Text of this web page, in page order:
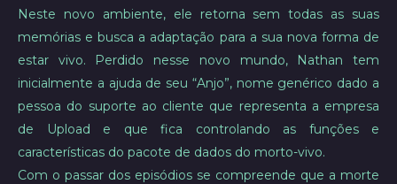
Neste novo ambiente, ele retorna sem todas as suas
memórias e busca a adaptação para a sua nova forma de
estar vivo. Perdido nesse novo mundo, Nathan tem
inicialmente a ajuda de seu “Anjo”, nome genérico dado a
pessoa do suporte ao cliente que representa a empresa
de Upload e que fica controlando as funções e
características do pacote de dados do morto-vivo.
Com o passar dos episódios se compreende que a morte